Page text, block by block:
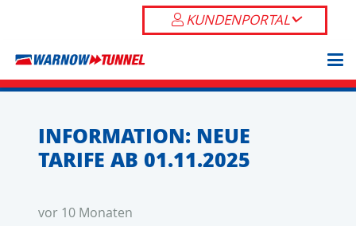
KUNDENPORTAL
INFORMATION: NEUE
TARIFE AB 01.11.2025
vor 10 Monaten